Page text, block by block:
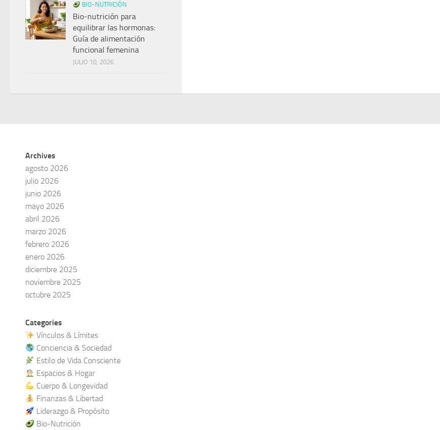
BIO-NUTRICIÓN
Bio-nutrición para
equilibrar las hormonas:
Guía de alimentación
funcional femenina
JULIO 10, 2026
Archives
agosto 2026
julio 2026
junio 2026
mayo 2026
abril 2026
marzo 2026
febrero 2026
enero 2026
diciembre 2025
noviembre 2025
octubre 2025
Categories
Vínculos & Límites
Conciencia & Sociedad
Estilo de Vida Consciente
Espacios & Hogar
Cuerpo & Longevidad
Finanzas & Libertad
Liderazgo & Propósito
Bio-Nutrición